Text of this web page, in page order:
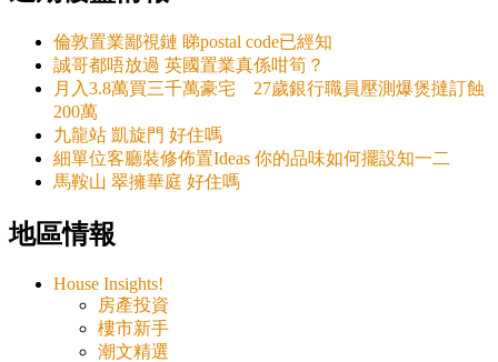
倫敦置業鄙視鏈 睇postal code已經知
誠哥都唔放過 英國置業真係咁筍？
月入3.8萬買三千萬豪宅 27歲銀行職員壓測爆煲撻訂蝕
200萬
九龍站 凱旋門 好住嗎
細單位客廳裝修佈置Ideas 你的品味如何擺設知一二
馬鞍山 翠擁華庭 好住嗎
地區情報
House Insights!
房產投資
樓市新手
潮文精選